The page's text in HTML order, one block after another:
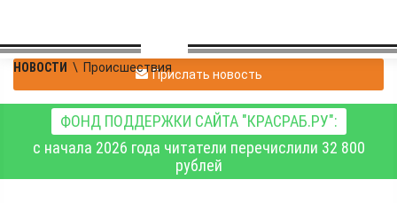
НОВОСТИ \ ПроисшествияПрислать новость
ФОНД ПОДДЕРЖКИ САЙТА "КРАСРАБ.РУ":
с начала 2026 года читатели перечислили 32 800
рублей